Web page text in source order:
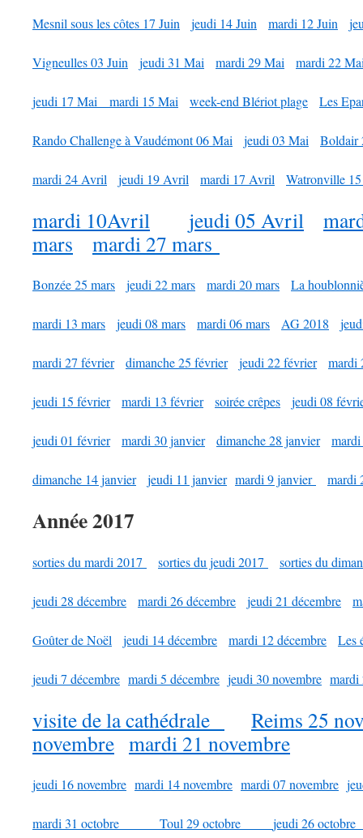
Mesnil sous les côtes 17 Juin jeudi 14 Juin mardi 12 Juin
Vigneulles 03 Juin jeudi 31 Mai mardi 29 Mai mardi 22
jeudi 17 Mai mardi 15 Mai week-end Blériot plage Les
Rando Challenge à Vaudémont 06 Mai jeudi 03 Mai Boldair
mardi 24 Avril jeudi 19 Avril mardi 17 Avril Watronville
mardi 10Avril jeudi 05 Avril
mars
mardi 27 mars
Bonzée 25 mars jeudi 22 mars mardi 20 mars La
mardi 13 mars jeudi 08 mars mardi 06 mars AG 2018
mardi 27 février dimanche 25 février jeudi 22 février mardi
jeudi 15 février mardi 13 février soirée crêpes jeudi 08
jeudi 01 février mardi 30 janvier dimanche 28 janvier
dimanche 14 janvier jeudi 11 janvier mardi 9 janvier mardi
Année 2017
sorties du mardi 2017 sorties du jeudi 2017 sorties du
jeudi 28 décembre mardi 26 décembre jeudi 21 décembre
Goûter de Noël jeudi 14 décembre mardi 12 décembre Les
jeudi 7 décembre mardi 5 décembre jeudi 30 novembre mardi
visite de la cathédrale
Reims 25
novembre mardi 21 novembre
jeudi 16 novembre mardi 14 novembre mardi 07 novembre
mardi 31 octobre Toul 29 octobre jeudi 26